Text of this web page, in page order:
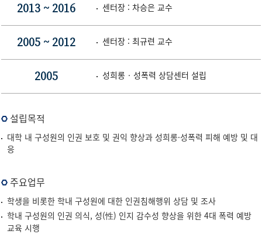
2013 ~ 2016 센터장 : 차승은 교수
2005 ~ 2012 센터장 : 최규련 교수
2005 성희롱‧성폭력 상담센터 설립
설립목적
대학 내 구성원의 인권 보호 및 권익 향상과 성희롱·성폭력 피해 예방 및 대
응
주요업무
학생을 비롯한 학내 구성원에 대한 인권침해행위 상담 및 조사
학내 구성원의 인권 의식, 성(性) 인지 감수성 향상을 위한 4대 폭력 예방
교육 시행